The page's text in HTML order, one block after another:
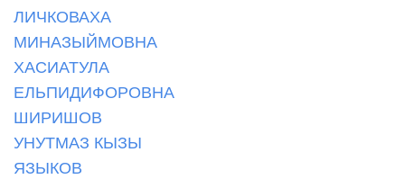
ЛИЧКОВАХА
МИНАЗЫЙМОВНА
ХАСИАТУЛА
ЕЛЬПИДИФОРОВНА
ШИРИШОВ
УНУТМАЗ КЫЗЫ
ЯЗЫКОВ